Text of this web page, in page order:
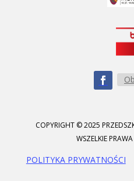
COPYRIGHT © 2025
WSZELKIE
POLITYKA PRYWATNOŚCI